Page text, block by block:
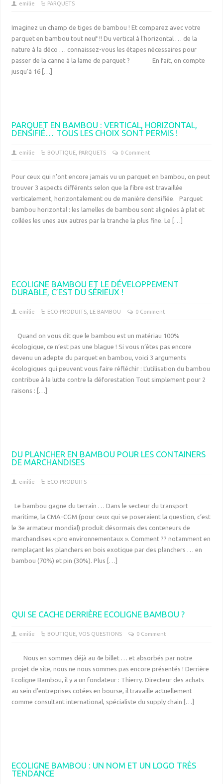
emilie PARQUETS
Imaginez un champ de tiges de bambou ! Et comparez avec votre
parquet en bambou tout neuf !! Du vertical à l’horizontal … de la
nature à la déco … connaissez-vous les étapes nécessaires pour
passer de la canne à la lame de parquet ? En fait, on compte
jusqu’à 16 […]
PARQUET EN BAMBOU : VERTICAL, HORIZONTAL,
DENSIFIÉ… TOUS LES CHOIX SONT PERMIS !
emilie BOUTIQUE PARQUETS 0 Comment
Pour ceux qui n’ont encore jamais vu un parquet en bambou, on peut
trouver 3 aspects différents selon que la fibre est travaillée
verticalement, horizontalement ou de manière densifiée. Parquet
bambou horizontal : les lamelles de bambou sont alignées à plat et
collées les unes aux autres par la tranche la plus fine. Le […]
ECOLIGNE BAMBOU ET LE DÉVELOPPEMENT
DURABLE, C’EST DU SÉRIEUX !
emilie ECO-PRODUITS LE BAMBOU 0 Comment
Quand on vous dit que le bambou est un matériau 100%
écologique, ce n’est pas une blague ! Si vous n’êtes pas encore
devenu un adepte du parquet en bambou, voici 3 arguments
écologiques qui peuvent vous faire réfléchir : L’utilisation du bambou
contribue à la lutte contre la déforestation Tout simplement pour 2
raisons : […]
DU PLANCHER EN BAMBOU POUR LES CONTAINERS
DE MARCHANDISES
emilie ECO-PRODUITS
Le bambou gagne du terrain … Dans le secteur du transport
maritime, la CMA-CGM (pour ceux qui se poseraient la question, c’est
le 3e armateur mondial) produit désormais des conteneurs de
marchandises « pro environnementaux ». Comment ?? notamment en
remplaçant les planchers en bois exotique par des planchers … en
bambou (70%) et pin (30%). Plus […]
QUI SE CACHE DERRIÈRE ECOLIGNE BAMBOU ?
emilie BOUTIQUE ,VOS QUESTIONS 0 Comment
Nous en sommes déjà au 4e billet … et absorbés par notre
projet de site, nous ne nous sommes pas encore présentés ! Derrière
Ecoligne Bambou, il y a un fondateur : Thierry. Directeur des achats
au sein d’entreprises cotées en bourse, il travaille actuellement
comme consultant international, spécialiste du supply chain […]
ECOLIGNE BAMBOU : UN NOM ET UN LOGO TRÈS
TENDANCE